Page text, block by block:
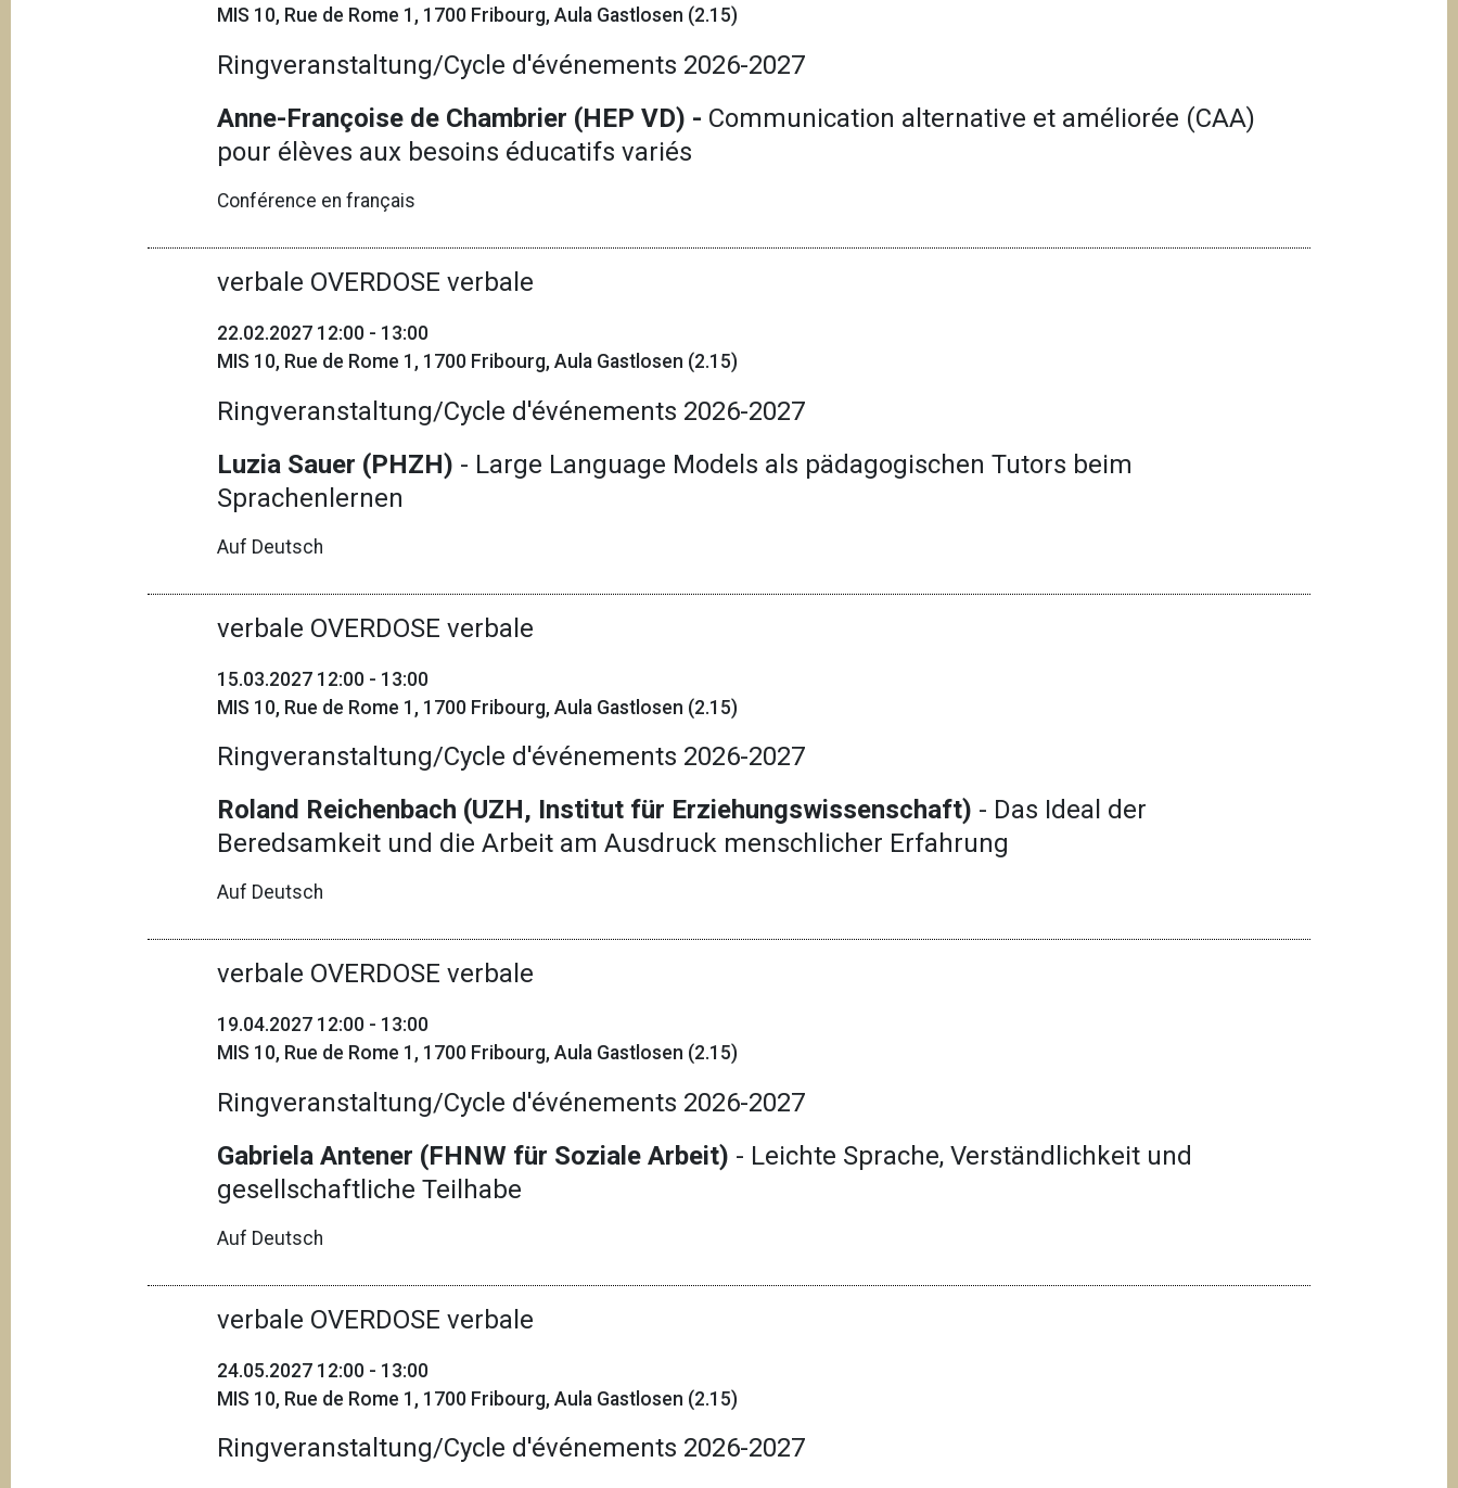
MIS 10, Rue de Rome 1, 1700 Fribourg, Aula Gastlosen (2.15)
Ringveranstaltung/Cycle d'événements 2026-2027
Anne-Françoise de Chambrier (HEP VD) - Communication alternative et améliorée (CAA)
pour élèves aux besoins éducatifs variés
Conférence en français
verbale OVERDOSE verbale
22.02.2027 12:00 - 13:00
MIS 10, Rue de Rome 1, 1700 Fribourg, Aula Gastlosen (2.15)
Ringveranstaltung/Cycle d'événements 2026-2027
Luzia Sauer (PHZH) - Large Language Models als pädagogischen Tutors beim
Sprachenlernen
Auf Deutsch
verbale OVERDOSE verbale
15.03.2027 12:00 - 13:00
MIS 10, Rue de Rome 1, 1700 Fribourg, Aula Gastlosen (2.15)
Ringveranstaltung/Cycle d'événements 2026-2027
Roland Reichenbach (UZH, Institut für Erziehungswissenschaft) - Das Ideal der
Beredsamkeit und die Arbeit am Ausdruck menschlicher Erfahrung
Auf Deutsch
verbale OVERDOSE verbale
19.04.2027 12:00 - 13:00
MIS 10, Rue de Rome 1, 1700 Fribourg, Aula Gastlosen (2.15)
Ringveranstaltung/Cycle d'événements 2026-2027
Gabriela Antener (FHNW für Soziale Arbeit) - Leichte Sprache, Verständlichkeit und
gesellschaftliche Teilhabe
Auf Deutsch
verbale OVERDOSE verbale
24.05.2027 12:00 - 13:00
MIS 10, Rue de Rome 1, 1700 Fribourg, Aula Gastlosen (2.15)
Ringveranstaltung/Cycle d'événements 2026-2027